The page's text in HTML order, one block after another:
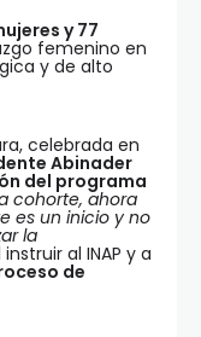
y 77
femenino en
y de alto
celebrada en
Abinader
del programa
cohorte, ahora
es un inicio y no
la
al INAP y a
de